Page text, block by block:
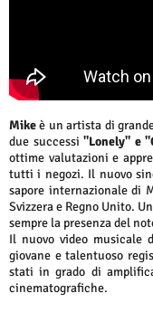
Mikeè un artista di
due successi"Lonely" e
ottime valutazioni e
tutti i negozi. Il nuovo
sapore internazionale di
Svizzera e Regno Unito.
sempre la presenza del
Il nuovo video musicale
giovane e talentuoso
stati in grado di
cinematografiche.